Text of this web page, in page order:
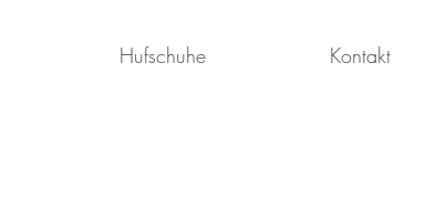
Hufschuhe Kontakt